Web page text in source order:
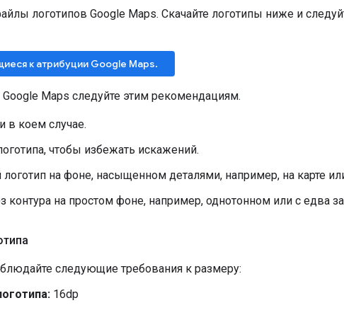
логотипов Google Maps. Скачайте логотипы ниже и
к атрибуции Google Maps.
Google Maps следуйте этим рекомендациям.
в коем случае.
чтобы избежать искажений.
логотип на фоне, насыщенном деталями, например, на карте
контура на простом фоне, например, однотонном или с едва
следующие требования к размеру:
16dp